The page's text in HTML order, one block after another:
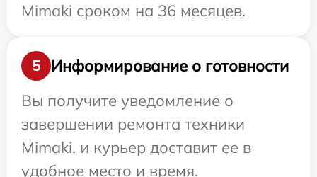
Mimaki сроком на 36 месяцев.
5
Информирование о готовности
Вы получите уведомление о
завершении ремонта техники
Mimaki, и курьер доставит ее в
удобное место и время.